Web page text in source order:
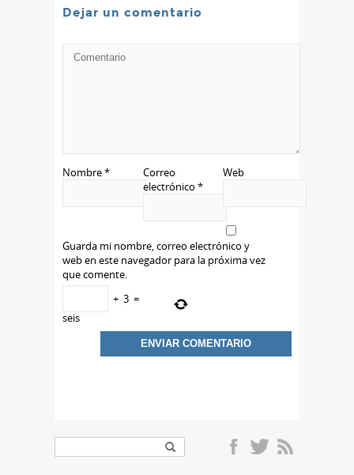
Dejar un comentario
Nombre*
Correo
electrónico *
Web
Guarda mi nombre, correo electrónico y
web en este navegador para la próxima vez
que comente.
+ 3 =
seis